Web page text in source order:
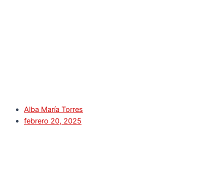
Alba María Torres
febrero 20, 2025